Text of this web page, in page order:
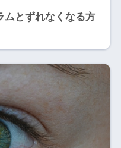
ムとずれなくなる方